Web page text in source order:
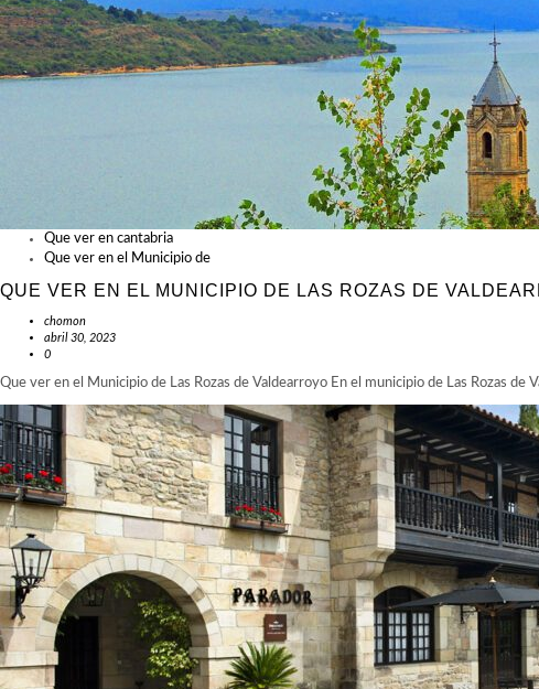
Que ver en cantabria
Que ver en el Municipio de
QUE VER EN EL MUNICIPIO DE LAS ROZAS DE
chomon
abril 30, 2023
0
Que ver en el Municipio de Las Rozas de Valdearroyo En el municipio de Las Rozas